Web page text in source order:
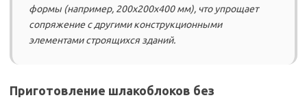
формы (например, 200х200х400 мм), что упрощает
сопряжение с другими конструкционными
элементами строящихся зданий.
Приготовление шлакоблоков без